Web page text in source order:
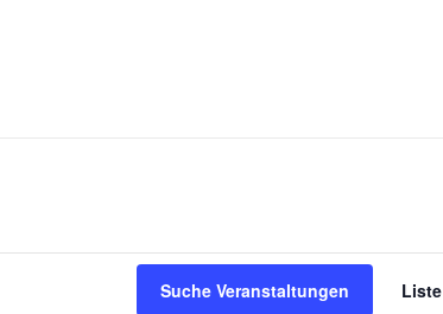
Suche Veranstaltungen Liste